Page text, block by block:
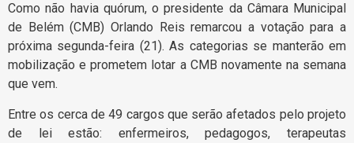
Como não havia quórum, o presidente da Câmara Municipal
de Belém (CMB) Orlando Reis remarcou a votação para a
próxima segunda-feira (21). As categorias se manterão em
mobilização e prometem lotar a CMB novamente na semana
que vem.
Entre os cerca de 49 cargos que serão afetados pelo projeto
de lei estão: enfermeiros, pedagogos, terapeutas